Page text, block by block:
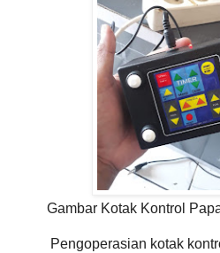
Gambar Kotak Kontrol
Pengoperasian kotak